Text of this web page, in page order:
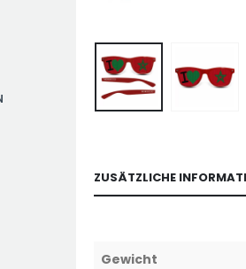
ZUSÄTZLICHE
Gewicht